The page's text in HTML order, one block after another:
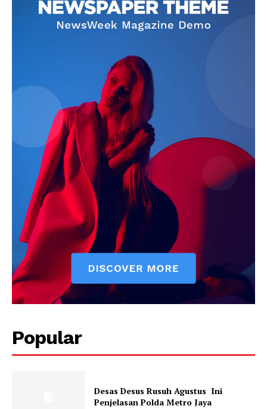
Subscription Plans
My account
Popular
Desas Desus Rusuh Agustus Ini
Penjelasan Polda Metro Jaya